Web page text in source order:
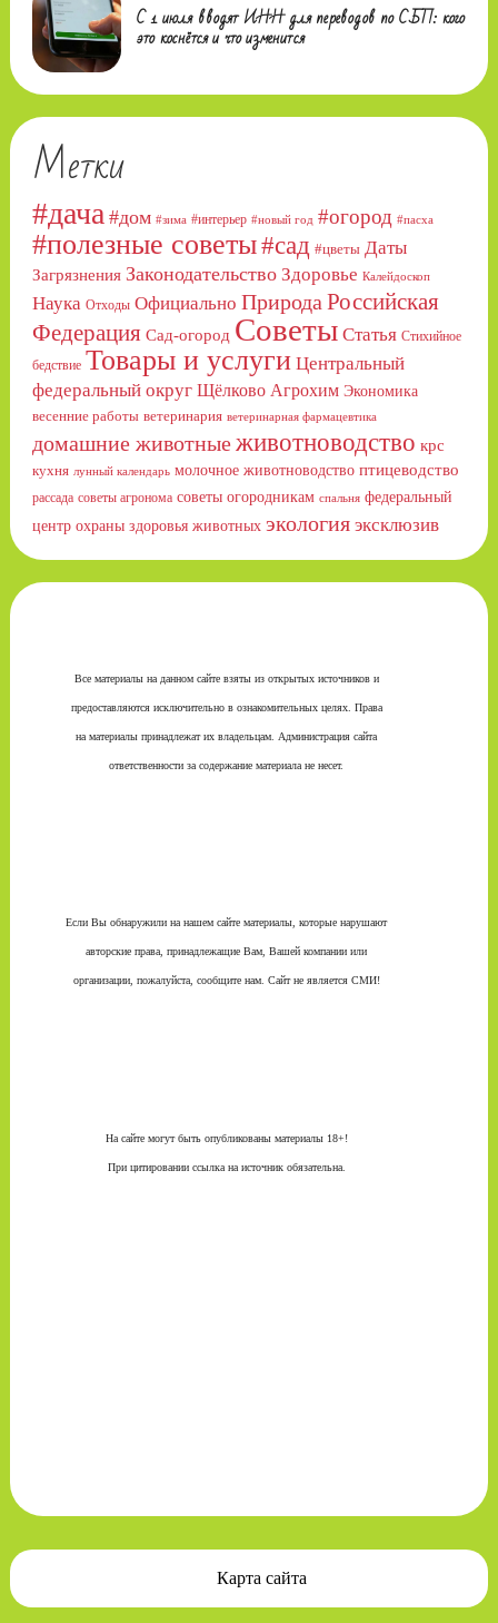
С 1 июля вводят ИНН для переводов по СБП: кого
это коснётся и что изменится
Метки
#дача #дом #зима #интерьер #новый год #огород #пасха
#полезные советы#сад #цветы Даты
Загрязнения Законодательство Здоровье Калейдоскоп
Наука Отходы Официально Природа Российская
Федерация Сад-огород Советы Статья Стихийное
бедствие Товары и услуги Центральный
федеральный округ Щёлково Агрохим Экономика
весенние работы ветеринария ветеринарная фармацевтика
домашние животныеживотноводство крс
кухня лунный календарь молочное животноводство птицеводство
рассада советы агронома советы огородникам спальня федеральный
центр охраны здоровья животных экология эксклюзив
Все материалы на данном сайте взяты из открытых источников и
предоставляются исключительно в ознакомительных целях. Права
на материалы принадлежат их владельцам. Администрация сайта
ответственности за содержание материала не несет.
Если Вы обнаружили на нашем сайте материалы, которые нарушают
авторские права, принадлежащие Вам, Вашей компании или
организации, пожалуйста, сообщите нам. Сайт не является СМИ!
На сайте могут быть опубликованы материалы 18+!
При цитировании ссылка на источник обязательна.
Карта сайта